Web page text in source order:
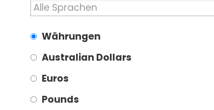
Währungen
Australian Dollars
Euros
Pounds